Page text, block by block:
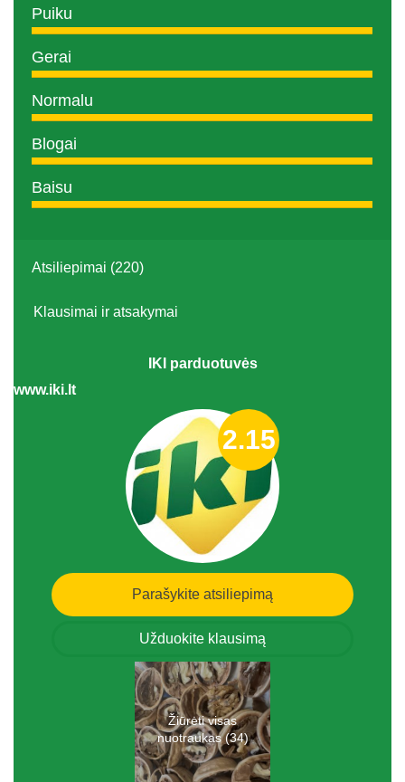
Puiku
Gerai
Normalu
Blogai
Baisu
Atsiliepimai (220)
Klausimai ir atsakymai
IKI parduotuvės
www.iki.lt
2.15
Parašykite atsiliepimą
Užduokite klausimą
Žiūrėti visas
nuotraukas (34)